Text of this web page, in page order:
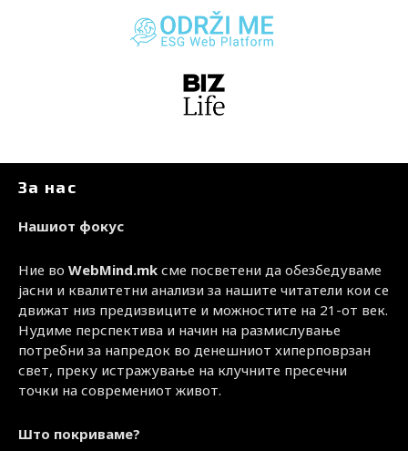
За нас
Нашиот фокус
Ние во WebMind.mk сме посветени да обезбедуваме
јасни и квалитетни анализи за нашите читатели кои се
движат низ предизвиците и можностите на 21-от век.
Нудиме перспектива и начин на размислување
потребни за напредок во денешниот хиперповрзан
свет, преку истражување на клучните пресечни
точки на современиот живот.
Што покриваме?